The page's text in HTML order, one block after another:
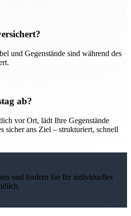
und Gegenstände sind während des
ab?
vor Ort, lädt Ihre Gegenstände
sicher ans Ziel – strukturiert, schnell
und fordern Sie Ihr individuelles